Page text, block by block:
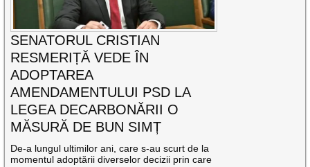
SENATORUL CRISTIAN
RESMERIȚĂ VEDE ÎN
ADOPTAREA
AMENDAMENTULUI PSD LA
LEGEA DECARBONĂRII O
MĂSURĂ DE BUN SIMȚ
De-a lungul ultimilor ani, care s-au scurt de la
momentul adoptării diverselor decizii prin care